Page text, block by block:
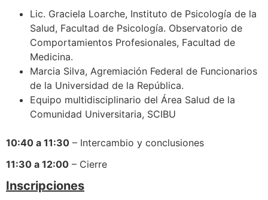
Lic. Graciela Loarche, Instituto de Psicología de la
Salud, Facultad de Psicología. Observatorio de
Comportamientos Profesionales, Facultad de
Medicina.
Marcia Silva, Agremiación Federal de Funcionarios
de la Universidad de la República.
Equipo multidisciplinario del Área Salud de la
Comunidad Universitaria, SCIBU
10:40 a 11:30 – Intercambio y conclusiones
11:30 a 12:00 – Cierre
Inscripciones